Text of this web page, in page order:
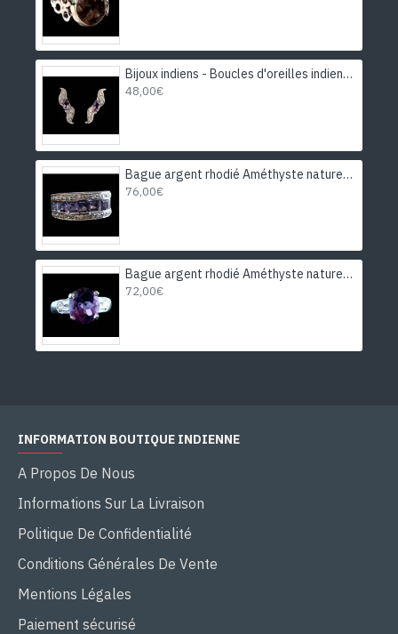
Bijoux indiens - Boucles d'oreilles indiennes rhodiées Améthyste
48,00€
Bague argent rhodié Améthyste naturelle
76,00€
Bague argent rhodié Améthyste naturelle
72,00€
INFORMATION BOUTIQUE INDIENNE
A Propos De Nous
Informations Sur La Livraison
Politique De Confidentialité
Conditions Générales De Vente
Mentions Légales
Paiement sécurisé